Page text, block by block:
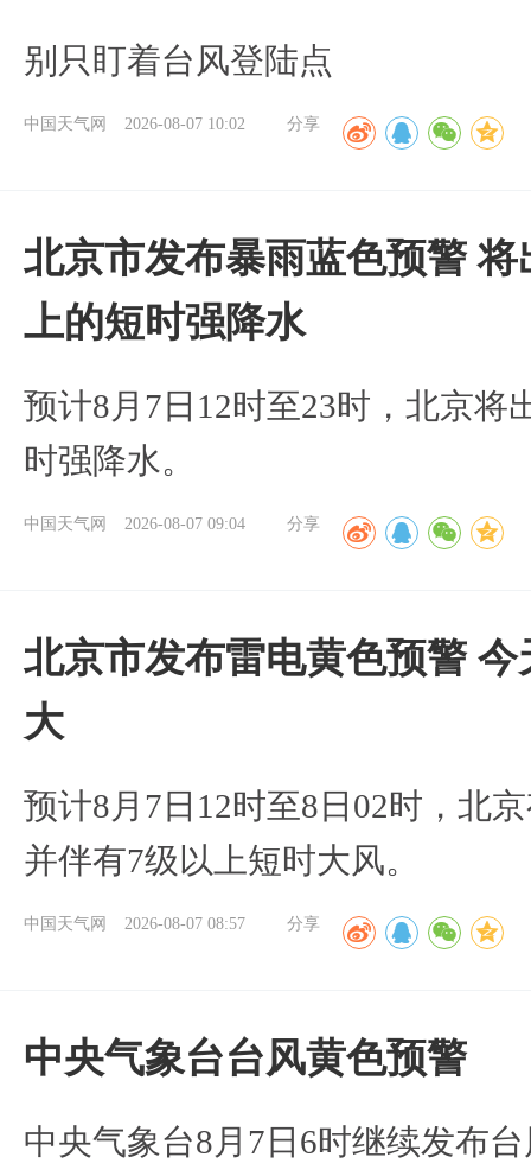
别只盯着台风登陆点
中国天气网 2026-08-07 10:02 分享
北京市发布暴雨蓝色预警
上的短时强降水
预计8月7日12时至23时，北京将
时强降水。
中国天气网 2026-08-07 09:04 分享
北京市发布雷电黄色预警
大
预计8月7日12时至8日02时，北
并伴有7级以上短时大风。
中国天气网 2026-08-07 08:57 分享
​中央气象台台风黄色预警
中央气象台8月7日6时继续发布